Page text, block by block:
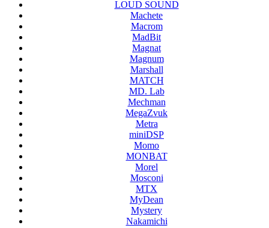
LOUD SOUND
Machete
Macrom
MadBit
Magnat
Magnum
Marshall
MATCH
MD. Lab
Mechman
MegaZvuk
Metra
miniDSP
Momo
MONBAT
Morel
Mosconi
MTX
MyDean
Mystery
Nakamichi